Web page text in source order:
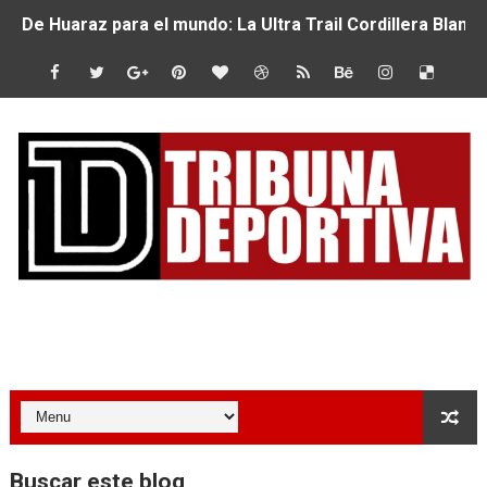
De Huaraz para el mundo: La Ultra Trail Cordillera
Radamel Falcao: “Espero seguir construyendo un
CLAUDIO PIZARRO: "YO ESPERABA MUCHO MÁS DE
URUBAMBA CORONÓ A LOS ARGENTINOS
SANTÍSIMO DOWNHILL 2026: CICLISTAS DE TODO EL
DOBLE ORO PERUANO EN CHILE: QUISPE Y ZEGARRA
Buscar este blog